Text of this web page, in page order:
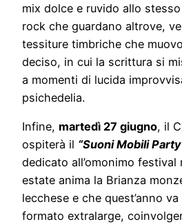
mix dolce e ruvido allo
rock che guardano altrove,
tessiture timbriche che
deciso, in cui la scrittura si
a momenti di lucida
psichedelia.
Infine, martedì 27 giugno, il
ospiterà il “Suoni Mobili
dedicato all’omonimo festival
estate anima la Brianza
lecchese e che quest’anno
formato extralarge,